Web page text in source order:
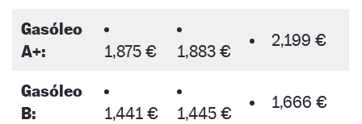
Gasóleo
A+:
1,875 € 1,883 €
2,199 €
Gasóleo
B:
1,441 € 1,445 €
1,666 €